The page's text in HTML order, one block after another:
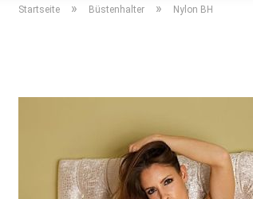
Startseite » Büstenhalter » Nylon BH